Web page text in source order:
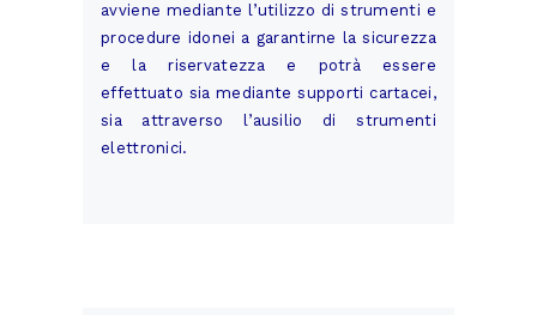
avviene mediante l’utilizzo di strumenti e
procedure idonei a garantirne la sicurezza
e la riservatezza e potrà essere
effettuato sia mediante supporti cartacei,
sia attraverso l’ausilio di strumenti
elettronici.